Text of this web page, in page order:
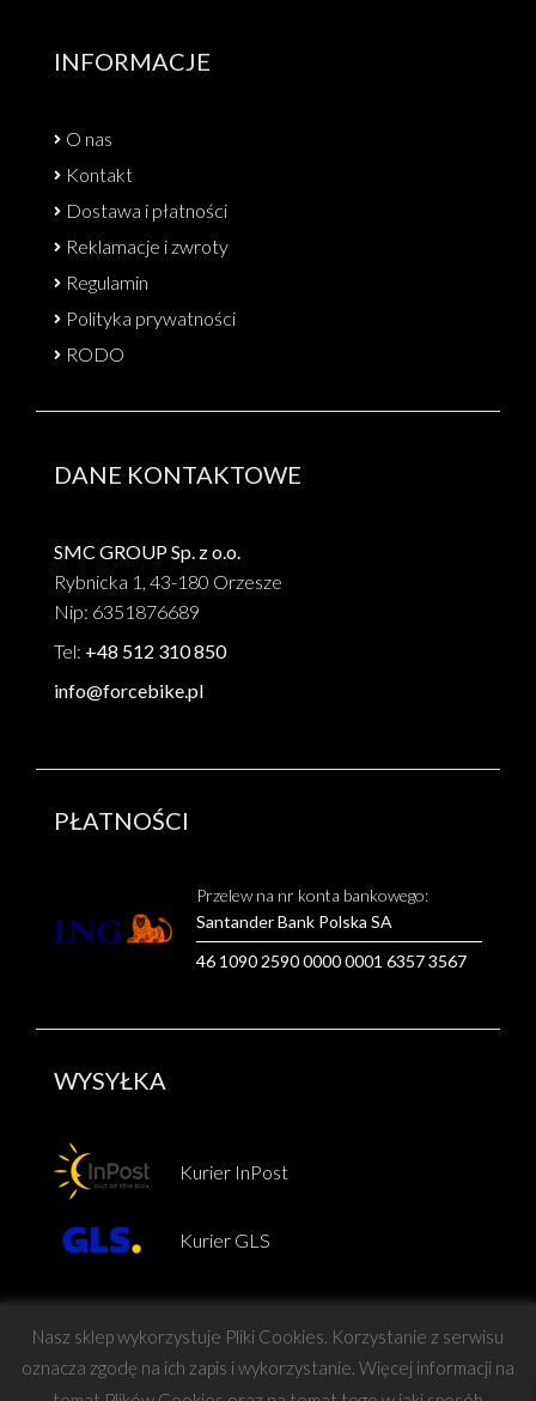
INFORMACJE
O nas
Kontakt
Dostawa i płatności
Reklamacje i zwroty
Regulamin
Polityka prywatności
RODO
DANE KONTAKTOWE
SMC GROUP Sp. z o.o.
Rybnicka 1, 43-180 Orzesze
Nip: 6351876689
Tel: +48 512 310 850
info@forcebike.pl
PŁATNOŚCI
Przelew na nr konta bankowego:
Santander Bank Polska SA
46 1090 2590 0000 0001 6357 3567
WYSYŁKA
Kurier InPost
Kurier GLS
Nasz sklep wykorzystuje Pliki Cookies. Korzystanie z serwisu
oznacza zgodę na ich zapis i wykorzystanie. Więcej informacji na